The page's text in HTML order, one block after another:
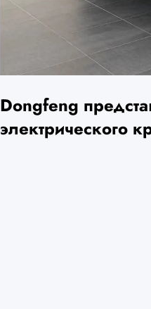
Dongfeng
электрического